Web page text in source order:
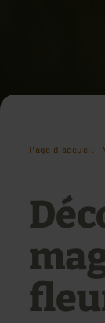
Page d'accueil